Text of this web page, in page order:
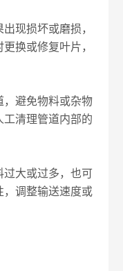
现损坏或磨损，
换或修复叶片，
避免物料或杂物
清理管道内部的
大或过多，也可
，调整输送速度或